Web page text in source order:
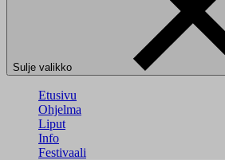
Sulje valikko
Etusivu
Ohjelma
Liput
Info
Festivaali